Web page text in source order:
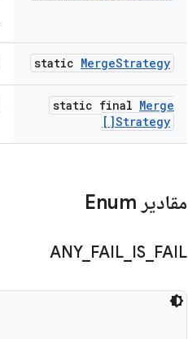
static MergeStrategy
static final Merge
Strategy[]
مقادیر Enum
ANY_ FAIL IS FAIL